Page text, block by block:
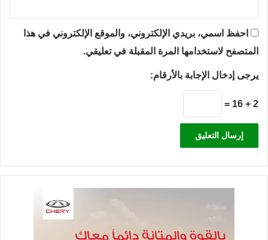
احفظ اسمي، بريدي الإلكتروني، والموقع الإلكتروني في هذا
المتصفح لاستخدامها المرة المقبلة في تعليقي.
يرجى إدخال الإجابة بالأرقام:
2 + 16 =